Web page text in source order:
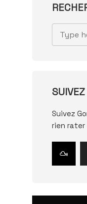
Suivez
rien rater